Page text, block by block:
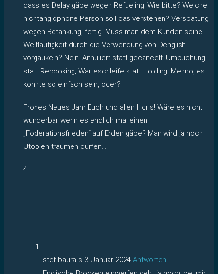
dass es Delay gäbe wegen Refueling. Wie bitte? Welche
nichtanglophone Person soll das verstehen? Verspätung
wegen Betankung, fertig. Muss man dem Kunden seine
Weltläufigkeit durch die Verwendung von Denglish
vorgaukeln? Nein. Annuliert statt gecancelt, Umbuchung
statt Rebooking, Warteschleife statt Holding. Menno, es
könnte so einfach sein, oder?
Frohes Neues Jahr Euch und allen Höris! Wäre es nicht
wunderbar wenn es endlich mal einen
„Föderationsfrieden“ auf Erden gäbe? Man wird ja noch
Utopien träumen dürfen…
4
stef baura s 3. Januar 2024 Antworten